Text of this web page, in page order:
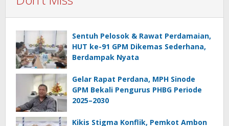
Sentuh Pelosok & Rawat Perdamaian,
HUT ke-91 GPM Dikemas Sederhana,
Berdampak Nyata
Gelar Rapat Perdana, MPH Sinode
GPM Bekali Pengurus PHBG Periode
2025–2030
Kikis Stigma Konflik, Pemkot Ambon